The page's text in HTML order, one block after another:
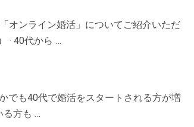
オンライン婚活」についてご紹介いただ
· 40代から …
でも40代で婚活をスタートされる方が増
る方も …